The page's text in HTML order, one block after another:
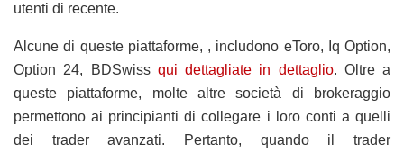
utenti di recente.
Alcune di queste piattaforme, , includono eToro, Iq Option,
Option 24, BDSwiss qui dettagliate in dettaglio. Oltre a
queste piattaforme, molte altre società di brokeraggio
permettono ai principianti di collegare i loro conti a quelli
dei trader avanzati. Pertanto, quando il trader